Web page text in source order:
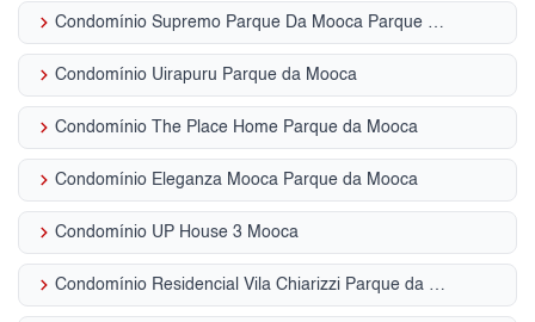
keyboard_arrow_right Condomínio Supremo Parque Da Mooca Parque da Mooca
keyboard_arrow_right Condomínio Uirapuru Parque da Mooca
keyboard_arrow_right Condomínio The Place Home Parque da Mooca
keyboard_arrow_right Condomínio Eleganza Mooca Parque da Mooca
keyboard_arrow_right Condomínio UP House 3 Mooca
keyboard_arrow_right Condomínio Residencial Vila Chiarizzi Parque da Mooca